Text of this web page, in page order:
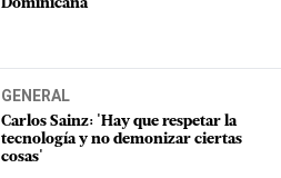
Dominicana
GENERAL
Carlos Sainz: 'Hay que respetar la
tecnología y no demonizar ciertas
cosas'